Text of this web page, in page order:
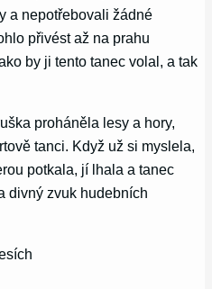
a nepotřebovali žádné
přivést až na prahu
by ji tento tanec volal, a tak
proháněla lesy a hory,
tanci. Když už si myslela,
potkala, jí lhala a tanec
divný zvuk hudebních